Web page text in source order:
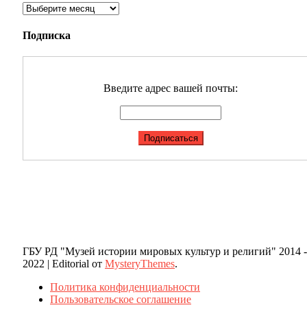
Архивы
Подписка
Введите адрес вашей почты:
ГБУ РД "Музей истории мировых культур и религий" 2014 -
2022 | Editorial от MysteryThemes.
Политика конфиденциальности
Пользовательское соглашение